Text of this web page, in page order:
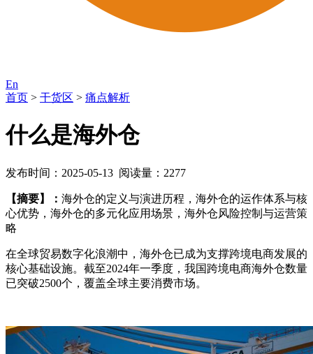
En
首页 > 干货区 > 痛点解析
什么是海外仓
发布时间：2025-05-13 阅读量：2277
【摘要】： 海外仓的定义与演进历程，海外仓的运作体系与核
心优势，海外仓的多元化应用场景，海外仓风险控制与运营策
略
在全球贸易数字化浪潮中，海外仓已成为支撑跨境电商发展的
核心基础设施。截至2024年一季度，我国跨境电商海外仓数量
已突破2500个，覆盖全球主要消费市场。